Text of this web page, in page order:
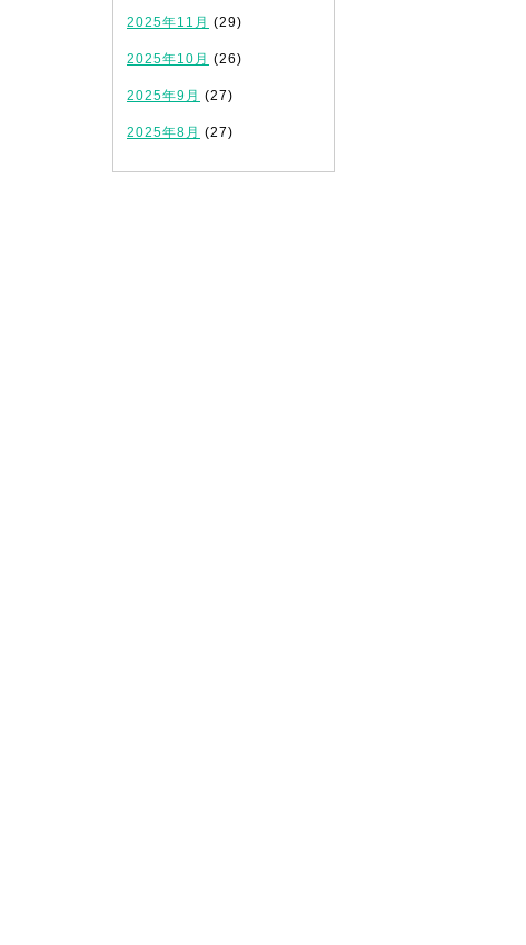
2025年11月 (29)
2025年10月 (26)
2025年9月 (27)
2025年8月 (27)